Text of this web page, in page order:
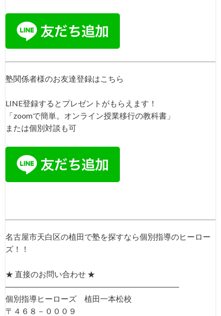
塾関係者様のお友達登録はこちら
LINE登録するとプレゼントがもらえます！
「zoomで簡単。オンライン授業移行の教科書」
または個別対談も可
名古屋市天白区の植田で塾を探すなら個別指導のヒーロー
ズ！！
★ 直接のお問い合わせ ★
――――――――――――――――――――――
個別指導ヒーローズ 植田一本松校
〒４６８－０００９